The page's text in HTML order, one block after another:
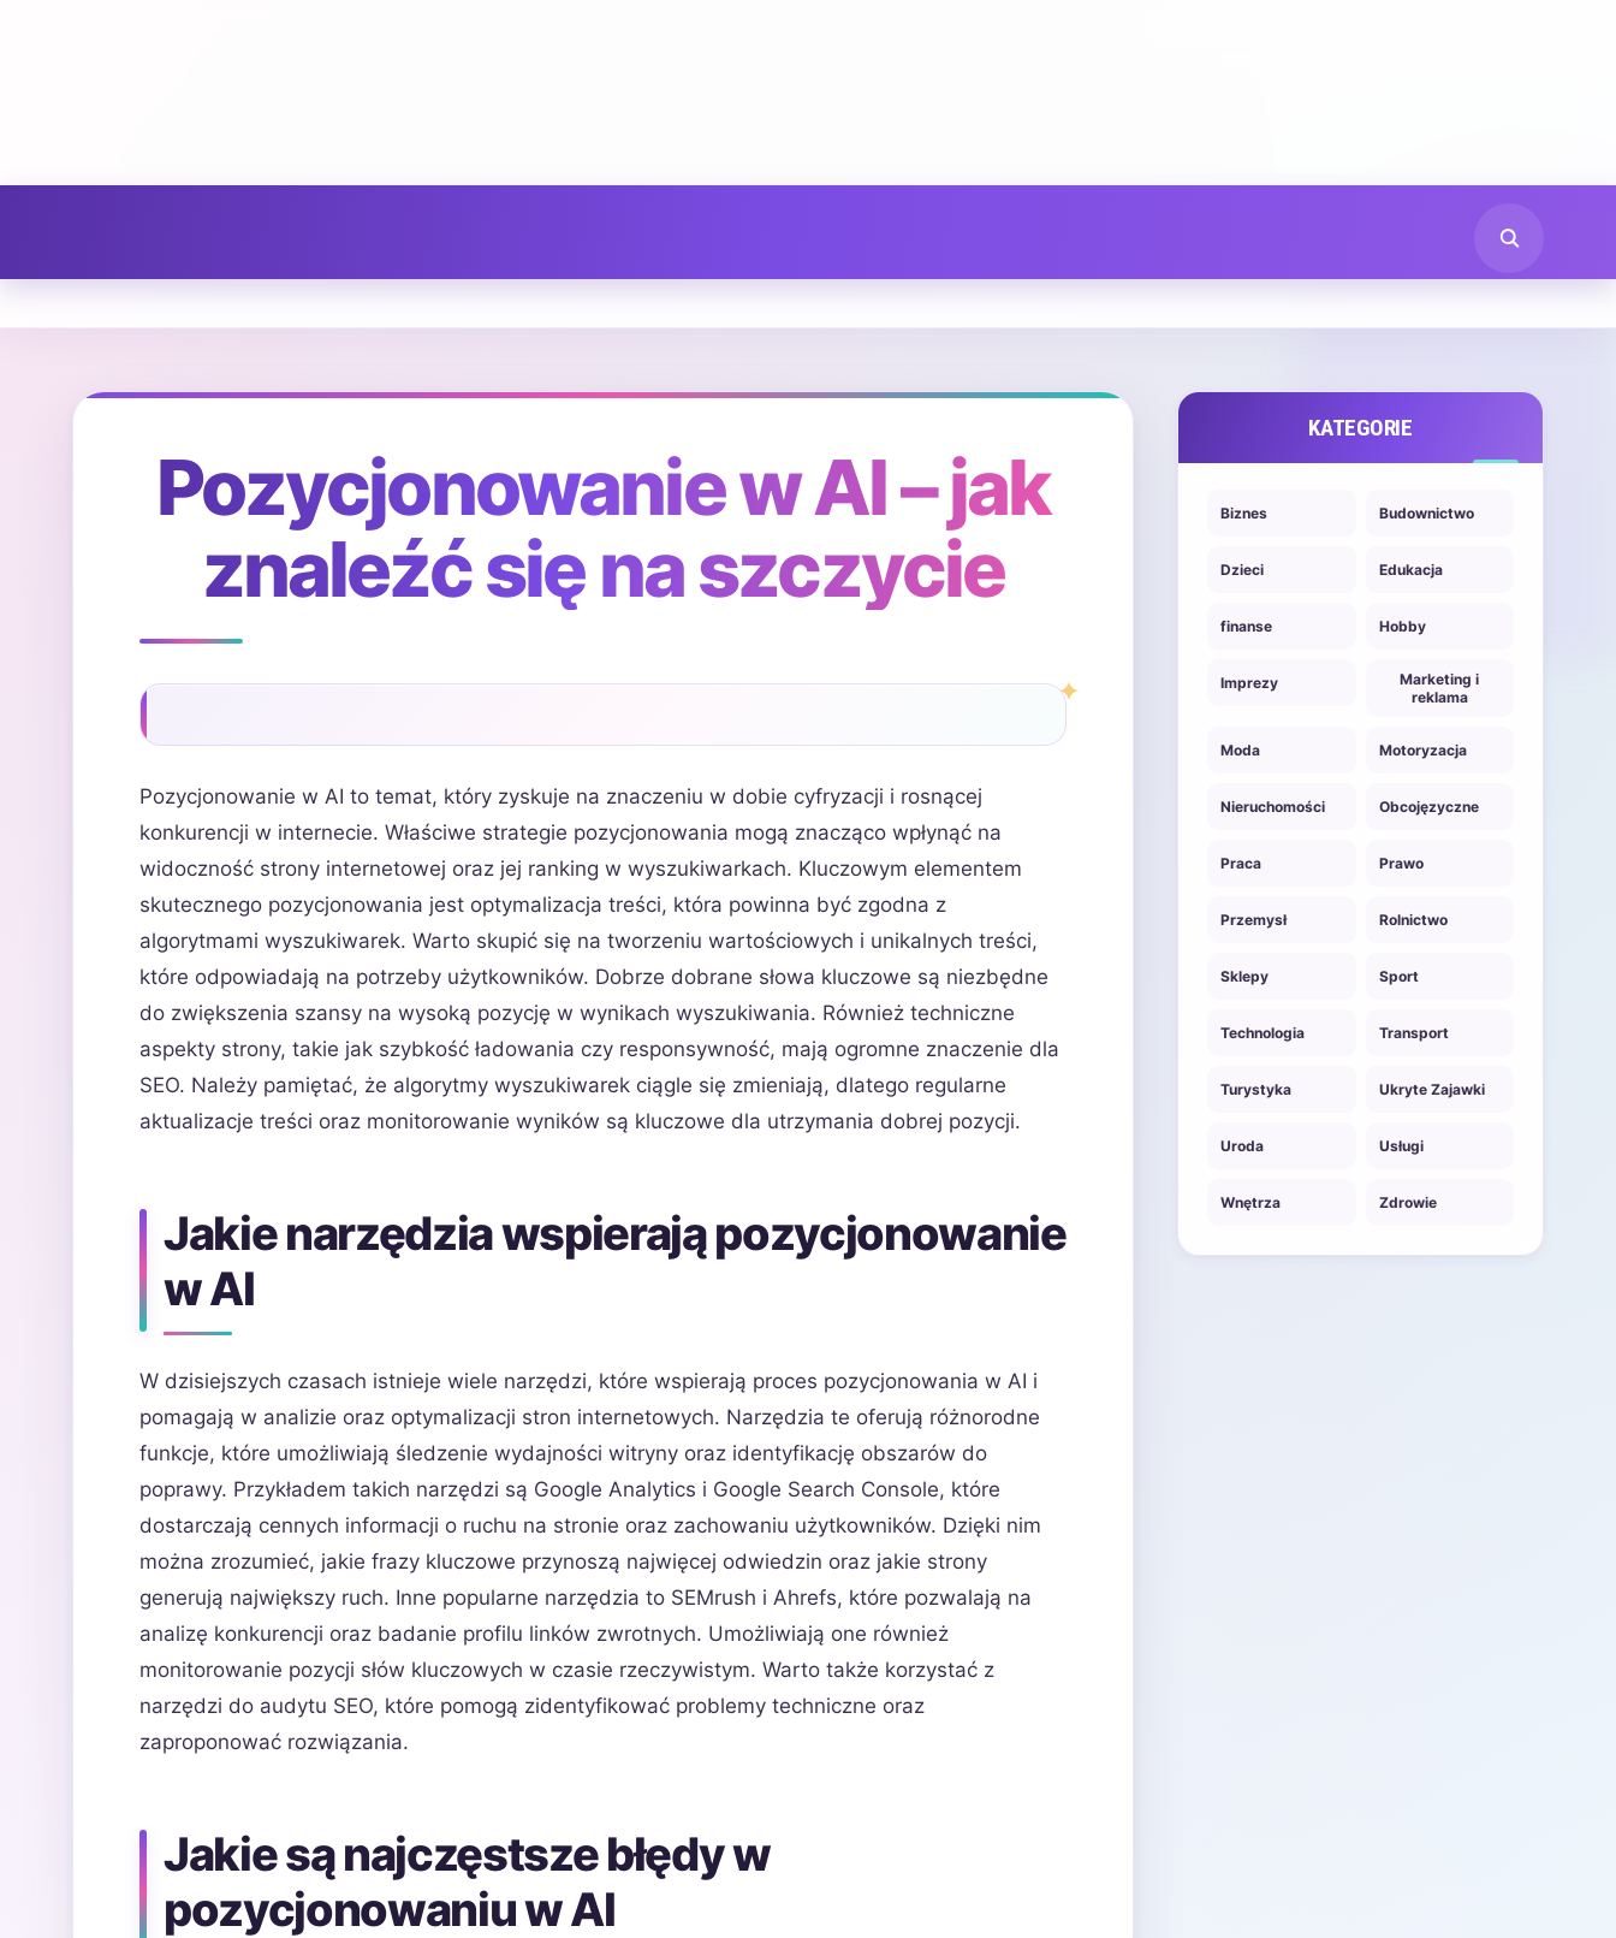
Pozycjonowanie w AI – jak
znaleźć się na szczycie
Pozycjonowanie w AI to temat, który zyskuje na znaczeniu w dobie cyfryzacji i rosnącej
konkurencji w internecie. Właściwe strategie pozycjonowania mogą znacząco wpłynąć na
widoczność strony internetowej oraz jej ranking w wyszukiwarkach. Kluczowym elementem
skutecznego pozycjonowania jest optymalizacja treści, która powinna być zgodna z
algorytmami wyszukiwarek. Warto skupić się na tworzeniu wartościowych i unikalnych treści,
które odpowiadają na potrzeby użytkowników. Dobrze dobrane słowa kluczowe są niezbędne
do zwiększenia szansy na wysoką pozycję w wynikach wyszukiwania. Również techniczne
aspekty strony, takie jak szybkość ładowania czy responsywność, mają ogromne znaczenie dla
SEO. Należy pamiętać, że algorytmy wyszukiwarek ciągle się zmieniają, dlatego regularne
aktualizacje treści oraz monitorowanie wyników są kluczowe dla utrzymania dobrej pozycji.
Jakie narzędzia wspierają pozycjonowanie
w AI
W dzisiejszych czasach istnieje wiele narzędzi, które wspierają proces pozycjonowania w AI i
pomagają w analizie oraz optymalizacji stron internetowych. Narzędzia te oferują różnorodne
funkcje, które umożliwiają śledzenie wydajności witryny oraz identyfikację obszarów do
poprawy. Przykładem takich narzędzi są Google Analytics i Google Search Console, które
dostarczają cennych informacji o ruchu na stronie oraz zachowaniu użytkowników. Dzięki nim
można zrozumieć, jakie frazy kluczowe przynoszą najwięcej odwiedzin oraz jakie strony
generują największy ruch. Inne popularne narzędzia to SEMrush i Ahrefs, które pozwalają na
analizę konkurencji oraz badanie profilu linków zwrotnych. Umożliwiają one również
monitorowanie pozycji słów kluczowych w czasie rzeczywistym. Warto także korzystać z
narzędzi do audytu SEO, które pomogą zidentyfikować problemy techniczne oraz
zaproponować rozwiązania.
Jakie są najczęstsze błędy w
pozycjonowaniu w AI
KATEGORIE
Biznes Budownictwo
Dzieci Edukacja
finanse Hobby
Imprezy
Marketing i
reklama
Moda Motoryzacja
Nieruchomości Obcojęzyczne
Praca Prawo
Przemysł Rolnictwo
Sklepy Sport
Technologia Transport
Turystyka Ukryte Zajawki
Uroda Usługi
Wnętrza Zdrowie